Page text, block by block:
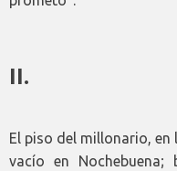
II.
El piso del millonario, en
vacío en